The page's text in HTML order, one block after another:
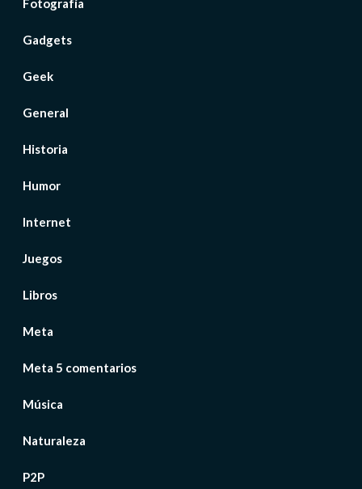
Fotografía
Gadgets
Geek
General
Historia
Humor
Internet
Juegos
Libros
Meta
Meta 5 comentarios
Música
Naturaleza
P2P